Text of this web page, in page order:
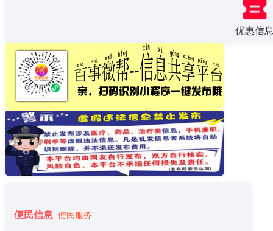
优惠信
便民信息 便民服务